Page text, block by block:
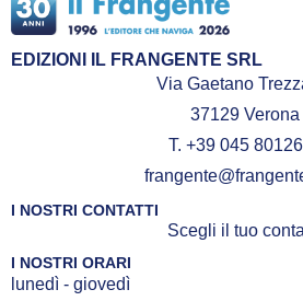
EDIZIONI IL FRANGENTE SRL
Via Gaetano
37129 Verona
T. +39 045
I NOSTRI CONTATTI
Scegli il tuo
I NOSTRI ORARI
lunedì - giovedì